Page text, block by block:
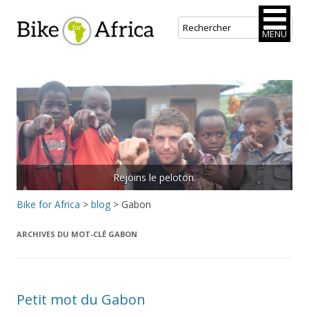
Bike for Africa
contenu
principal
Rejoins le peloton.
Bike for Africa > blog > Gabon
ARCHIVES DU MOT-CLÉ GABON
Petit mot du Gabon
MENU